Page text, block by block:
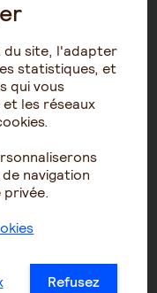
du site, l'adapter
statistiques, et
qui vous
les réseaux
navigation
Refusez